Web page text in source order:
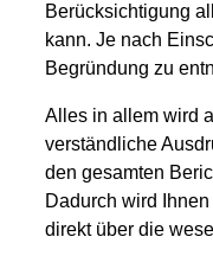
Berücksichtigung
kann. Je nach
Begründung zu
Alles in allem wird
verständliche
den gesamten
Dadurch wird
direkt über die